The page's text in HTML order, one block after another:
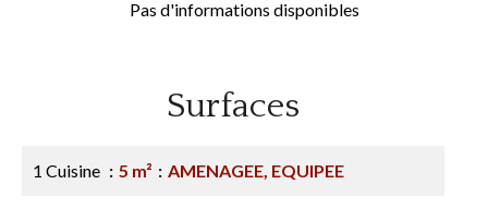
Pas d'informations disponibles
Surfaces
1 Cuisine 5 m² AMENAGEE, EQUIPEE